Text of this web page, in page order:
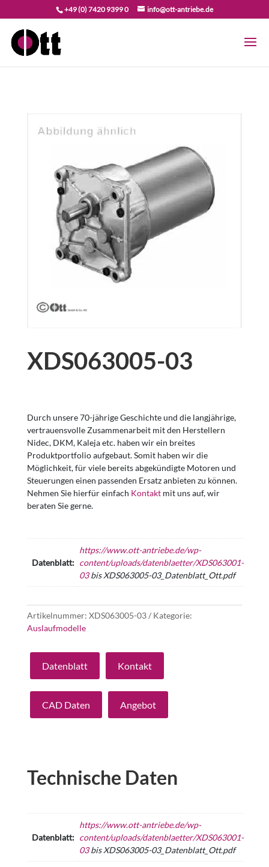
+49 (0) 7420 9399 0 info@ott-antriebe.de
XDS063005-03
Durch unsere 70-jährige Geschichte und die langjährige,
vertrauensvolle Zusammenarbeit mit den Herstellern
Nidec, DKM, Kaleja etc. haben wir ein breites
Produktportfolio aufgebaut. Somit haben wir die
Möglichkeit, für viele bereits abgekündigte Motoren und
Steuerungen einen passenden Ersatz anbieten zu können.
Nehmen Sie hierfür einfach Kontaktmit uns auf, wir
beraten Sie gerne.
Datenblatt:
https://www.ott-antriebe.de/wp-
content/uploads/datenblaetter/XDS063001-
03bis XDS063005-03_Datenblatt_Ott.pdf
Artikelnummer: XDS063005-03
Kategorie:
Auslaufmodelle
Datenblatt Kontakt
CAD Daten Angebot
Technische Daten
Datenblatt:
https://www.ott-antriebe.de/wp-
content/uploads/datenblaetter/XDS063001-
03bis XDS063005-03_Datenblatt_Ott.pdf